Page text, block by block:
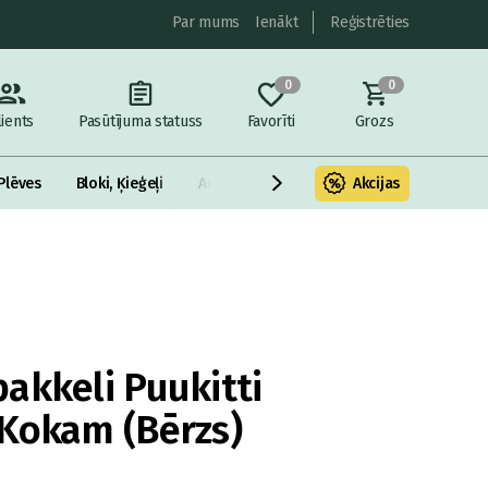
Par mums Ienākt Reģistrēties
Pasūtījuma statuss
0
Favorīti
0
Grozs
Bloki, Ķieģeļi Armatūra un metāls Fasādes
Akcijas
Puukitti
(Bērzs)